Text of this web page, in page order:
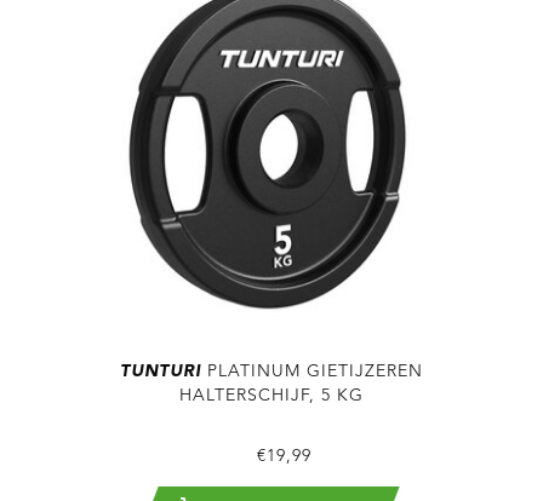
TUNTURI PLATINUM GIETIJZEREN
HALTERSCHIJF, 5 KG
€19,99